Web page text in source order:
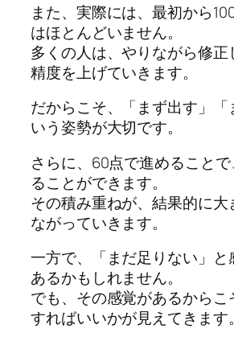
また、実際には、最初から
はほとんどいません。
多くの人は、やりながら修正
精度を上げていきます。
だからこそ、「まず出す」「
いう姿勢が大切です。
さらに、60点で進めること
ることができます。
その積み重ねが、結果的に大
ながっていきます。
一方で、「まだ足りない」と
あるかもしれません。
でも、その感覚があるからこ
すればいいかが見えてきます。